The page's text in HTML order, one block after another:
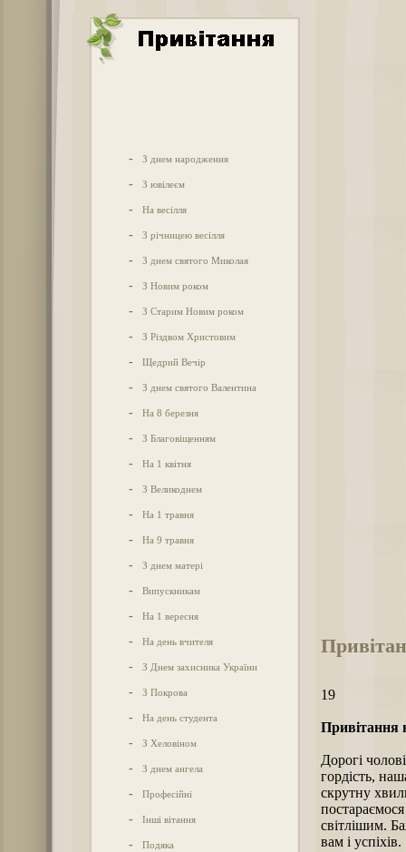
- З днем народження
- З ювілеєм
- На весілля
- З річницею весілля
- З днем святого Миколая
- З Новим роком
- З Старим Новим роком
- З Різдвом Христовим
- Щедрий Вечір
- З днем святого Валентина
- На 8 березня
- З Благовіщенням
- На 1 квітня
- З Великоднем
- На 1 травня
- На 9 травня
- З днем матері
- Випускникам
- На 1 вересня
- На день вчителя
- З Днем захисника України
- З Покрова
- На день студента
- З Хеловіном
- З днем ангела
- Професійні
- Інші вітання
- Подяка
19
Привітання
Дорогі
гордість,
скрутну
світлішим.
вам і успіхів.